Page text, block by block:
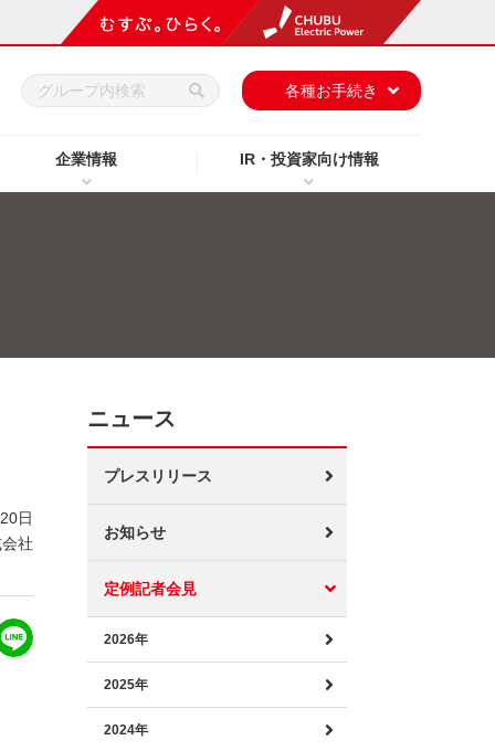
企業情報 IR・投資家向け情報
各種お手続き
日
社
ニュース
プレスリリース
お知らせ
定例記者会見
2026年
2025年
2024年